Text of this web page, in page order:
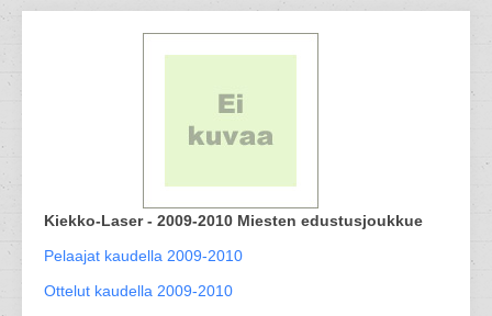
Kiekko-Laser - 2009-2010 Miesten edustusjoukkue
Pelaajat kaudella 2009-2010
Ottelut kaudella 2009-2010